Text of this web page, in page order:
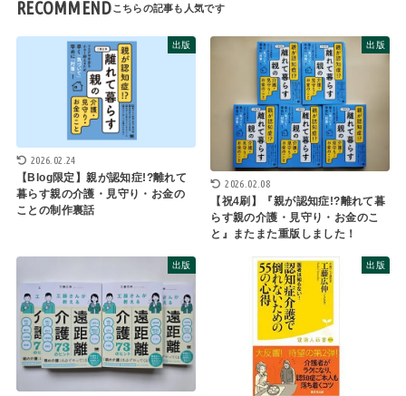
RECOMMEND
出版
2026.02.24
【Blog限定】親が認知症!?離れて
暮らす親の介護・見守り・お金の
ことの制作裏話
出版
2026.02.08
【祝4刷】『親が認知症!?離れて暮
らす親の介護・見守り・お金のこ
と』またまた重版しました！
出版 出版